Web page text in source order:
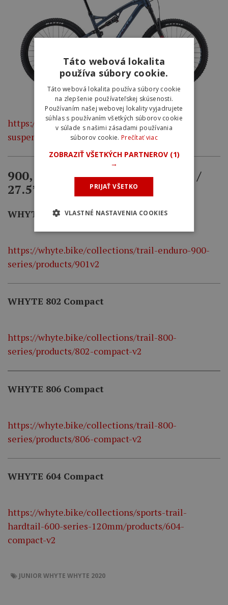
https://whyte.bike/collections/t-130-trail-
suspension/products/t-130-s-v2
900, 800, 600 TRAIL HARDTAIL /
27.5”
WHYTE 901
https://whyte.bike/collections/trail-enduro-900-
series/products/901v2
WHYTE 802 Compact
https://whyte.bike/collections/trail-800-
series/products/802-compact-v2
WHYTE 806 Compact
https://whyte.bike/collections/trail-800-
series/products/806-compact-v2
WHYTE 604 Compact
https://whyte.bike/collections/sports-trail-
hardtail-600-series-120mm/products/604-
compact-v2
JUNIORWHYTE WHYTE 2020
Táto webová lokalita
používa súbory cookie.
Táto webová lokalita používa súbory cookie
na zlepšenie používateľskej skúsenosti.
Používaním našej webovej lokality vyjadrujete
súhlas s používaním všetkých súborov cookie
v súlade s našimi zásadami používania
súborov cookie. Prečítať viac
ZOBRAZIŤ VŠETKÝCH PARTNEROV (1)
→
PRIJAŤ VŠETKO
VLASTNÉ NASTAVENIA COOKIES